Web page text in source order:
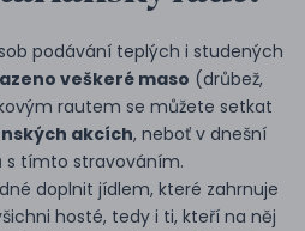
podávání teplých i studených
veškeré maso (drůbež,
rautem se můžete setkat
akcích, neboť v dnešní
s tímto stravováním.
doplnit jídlem, které zahrnuje
hosté, tedy i ti, kteří na něj